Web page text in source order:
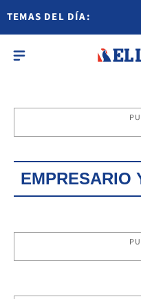
TEMAS DEL DÍA:
EMPRESARIO